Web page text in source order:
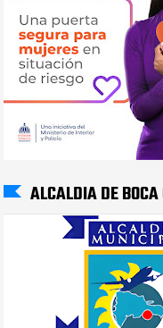
ALCALDIA DE